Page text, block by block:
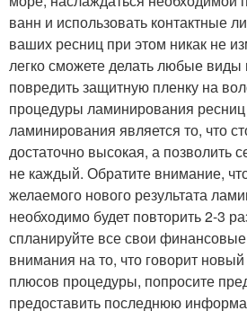
ванн и использовать контактные
ваших ресниц при этом никак не
легко сможете делать любые
повредить защитную пленку на
процедуры ламинирования
ламинирования является то, что
достаточно высокая, а позволить
не каждый. Обратите внимание,
желаемого нового результата
необходимо будет повторить 2-3
спланируйте все свои
внимания на то, что говорит
плюсов процедуры, попросите
предоставить последнюю